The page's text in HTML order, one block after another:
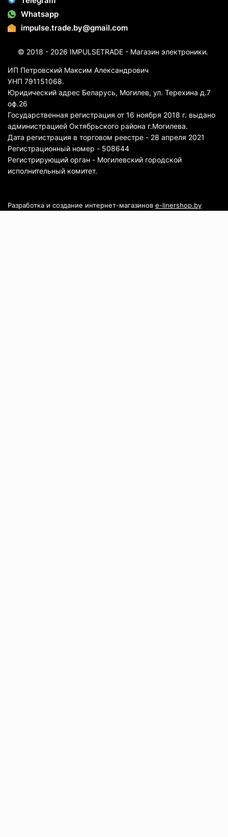
Whatsapp
impulse.trade.by@gmail.com
© 2018 - 2026 IMPULSETRADE - Магазин электроники.
ИП Петровский Максим Александрович
УНП 791151068.
Юридический адрес Беларусь, Могилев, ул. Терехина д.7
оф.26
Государственная регистрация от 16 ноября 2018 г. выдано
администрацией Октябрьского района г.Могилева.
Дата регистрация в торговом реестре - 28 апреля 2021
Регистрационный номер - 508644
Регистрирующий орган - Могилевский городской
исполнительный комитет.
Разработка и создание интернет-магазинов e-linershop.by